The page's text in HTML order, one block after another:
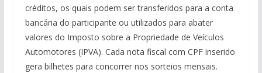
créditos, os quais podem ser transferidos para a conta
bancária do participante ou utilizados para abater
valores do Imposto sobre a Propriedade de Veículos
Automotores (IPVA). Cada nota fiscal com CPF inserido
gera bilhetes para concorrer nos sorteios mensais.